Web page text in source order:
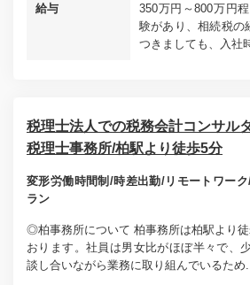
給与
350万円～800万円
験があり、相続税の
つきましても、入社
税理士法人での税務会計コンサル
税理士事務所/柏駅より徒歩5分
変形労働時間制/時差出勤/リモートワー
ラン
◎柏事務所について 柏事務所は柏駅より
おります。社員は男女比がほぼ半々で、
談し合いながら業務に取り組んでいるため...